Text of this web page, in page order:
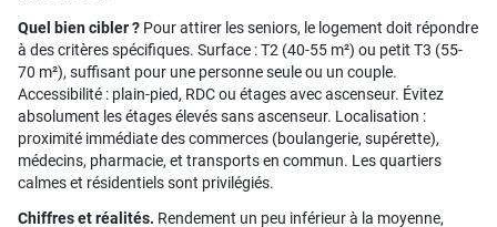
Quel bien cibler ? Pour attirer les seniors, le logement doit répondre
à des critères spécifiques. Surface : T2 (40-55 m²) ou petit T3 (55-
70 m²), suffisant pour une personne seule ou un couple.
Accessibilité : plain-pied, RDC ou étages avec ascenseur. Évitez
absolument les étages élevés sans ascenseur. Localisation :
proximité immédiate des commerces (boulangerie, supérette),
médecins, pharmacie, et transports en commun. Les quartiers
calmes et résidentiels sont privilégiés.
Chiffres et réalités. Rendement un peu inférieur à la moyenne,